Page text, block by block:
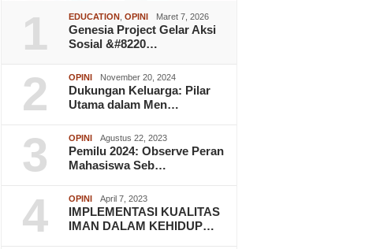
1 EDUCATION ,OPINI Maret 7, 2026
Genesia Project Gelar Aksi
Sosial &#8220…
2 OPINI November 20, 2024
Dukungan Keluarga: Pilar
Utama dalam Men…
3 OPINI Agustus 22, 2023
Pemilu 2024: Observe Peran
Mahasiswa Seb…
4 OPINI April 7, 2023
IMPLEMENTASI KUALITAS
IMAN DALAM KEHIDUP…